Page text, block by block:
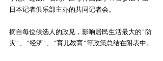
日本记者俱乐部主办的共同记者会。
摘自每位候选人的政见，影响居民生活最大的"防
灾"、"经济"、"育儿教育"等政策总结在附表中。